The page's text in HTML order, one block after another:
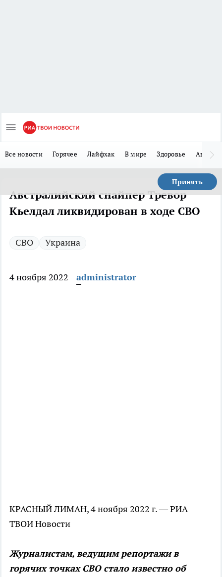
Все новости Горячее Лайфхак В мире Здоровье Авто
Принять
Австралийский снайпер Тревор
Кьелдал ликвидирован в ходе СВО
СВО Украина
4 ноября 2022 administrator
КРАСНЫЙ ЛИМАН, 4 ноября 2022 г. — РИА
ТВОИ Новости
Журналистам, ведущим репортажи в
горячих точках СВО стало известно об